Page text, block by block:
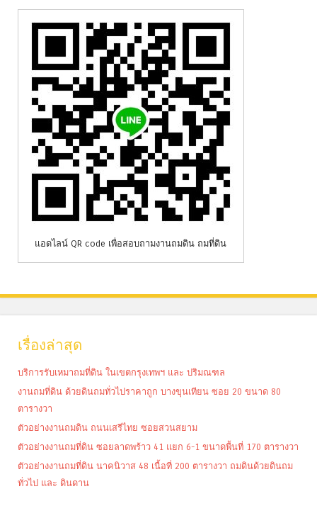
แอดไลน์ QR code เพื่อสอบถามงานถมดิน ถมที่ดิน
เรื่องล่าสุด
บริการรับเหมาถมที่ดิน ในเขตกรุงเทพฯ และ ปริมณฑล
งานถมที่ดิน ด้วยดินถมทั่วไปราคาถูก บางขุนเทียน ซอย 20 ขนาด 80
ตารางวา
ตัวอย่างงานถมดิน ถนนเสรีไทย ซอยสวนสยาม
ตัวอย่างงานถมที่ดิน ซอยลาดพร้าว 41 แยก 6-1 ขนาดพื้นที่ 170 ตารางวา
ตัวอย่างงานถมที่ดิน นาคนิวาส 48 เนื้อที่ 200 ตารางวา ถมดินด้วยดินถม
ทั่วไป และ ดินดาน